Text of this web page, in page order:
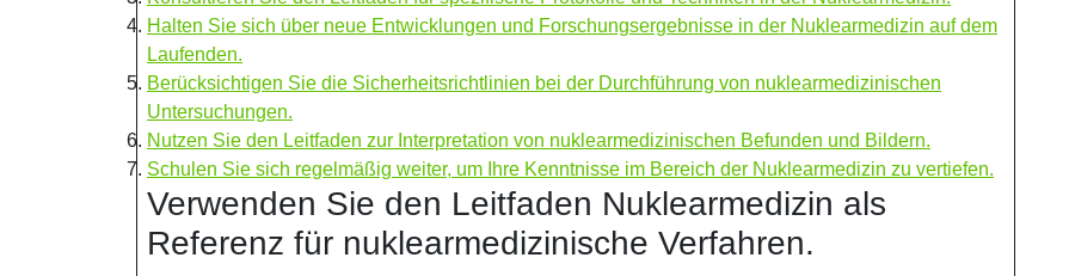
Halten Sie sich über neue Entwicklungen und Forschungsergebnisse in der Nuklearmedizin auf dem
Laufenden.
Berücksichtigen Sie die Sicherheitsrichtlinien bei der Durchführung von nuklearmedizinischen
Untersuchungen.
Nutzen Sie den Leitfaden zur Interpretation von nuklearmedizinischen Befunden und Bildern.
Schulen Sie sich regelmäßig weiter, um Ihre Kenntnisse im Bereich der Nuklearmedizin zu vertiefen.
Verwenden Sie den Leitfaden Nuklearmedizin als
Referenz für nuklearmedizinische Verfahren.